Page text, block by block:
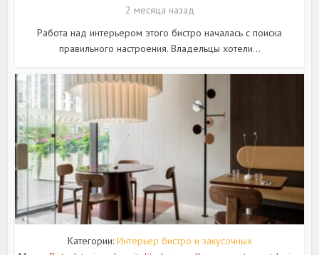
2 месяца назад
Работа над интерьером этого бистро началась с поиска
правильного настроения. Владельцы хотели...
Категории: Интерьер бистро и закусочных